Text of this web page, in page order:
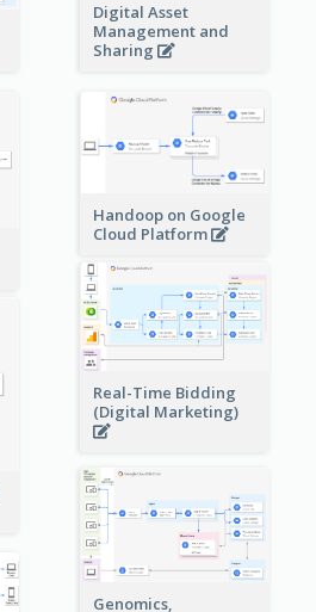
Digital Asset
Management and
Sharing
Handoop on Google
Cloud Platform
Real-Time Bidding
(Digital Marketing)
Genomics,